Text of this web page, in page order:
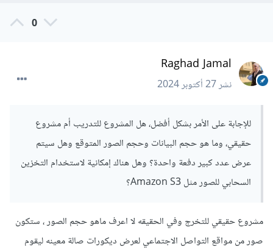
0
Raghad Jamal
نشر27 أكتوبر 2024
للإجابة على الأمر بشكل أفضل، هل المشروع للتدريب أم مشروع
حقيقي، وما هو حجم البيانات وحجم الصور المتوقع وهل سيتم
عرض عدد كبير دفعة واحدة؟ وهل هناك إمكانية لاستخدام التخزين
السحابي للصور مثل Amazon S3؟
مشروع حقيقي للتخرج وفي الحقيقه لا اعرف ماهو حجم الصور ، ستكون
صور من مواقع التواصل الاجتماعي لعرض ديكورات صالة معينه ليقوم